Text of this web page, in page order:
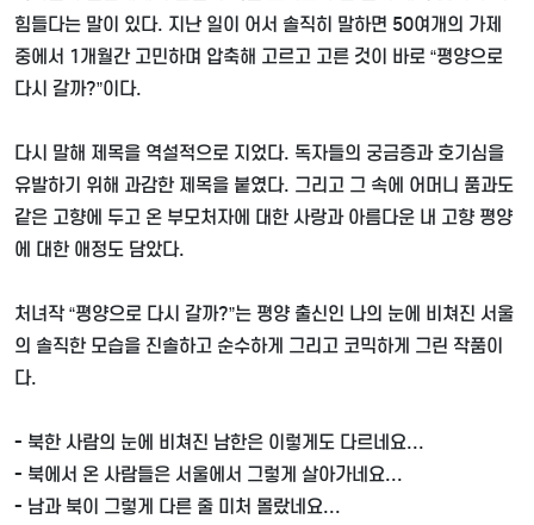
힘들다는 말이 있다. 지난 일이 어서 솔직히 말하면 50여개의 가제
중에서 1개월간 고민하며 압축해 고르고 고른 것이 바로 “평양으로
다시 갈까?”이다.
다시 말해 제목을 역설적으로 지었다. 독자들의 궁금증과 호기심을
유발하기 위해 과감한 제목을 붙였다. 그리고 그 속에 어머니 품과도
같은 고향에 두고 온 부모처자에 대한 사랑과 아름다운 내 고향 평양
에 대한 애정도 담았다.
처녀작“평양으로 다시 갈까?”는 평양 출신인 나의 눈에 비쳐진 서울
의 솔직한 모습을 진솔하고 순수하게 그리고 코믹하게 그린 작품이
다.
- 북한 사람의 눈에 비쳐진 남한은 이렇게도 다르네요...
- 북에서 온 사람들은 서울에서 그렇게 살아가네요...
- 남과 북이 그렇게 다른 줄 미처 몰랐네요...